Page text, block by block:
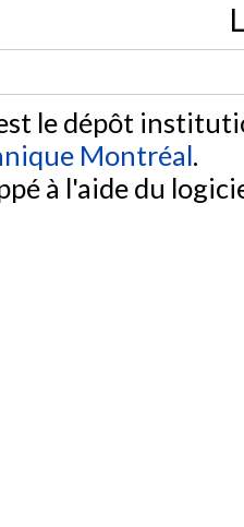
le dépôt
Montréal.
à l'aide du